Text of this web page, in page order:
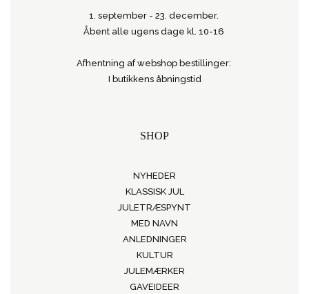
1. september - 23. december.
Åbent alle ugens dage kl. 10-16
Afhentning af webshop bestillinger:
I butikkens åbningstid
SHOP
NYHEDER
KLASSISK JUL
JULETRÆSPYNT
MED NAVN
ANLEDNINGER
KULTUR
JULEMÆRKER
GAVEIDEER